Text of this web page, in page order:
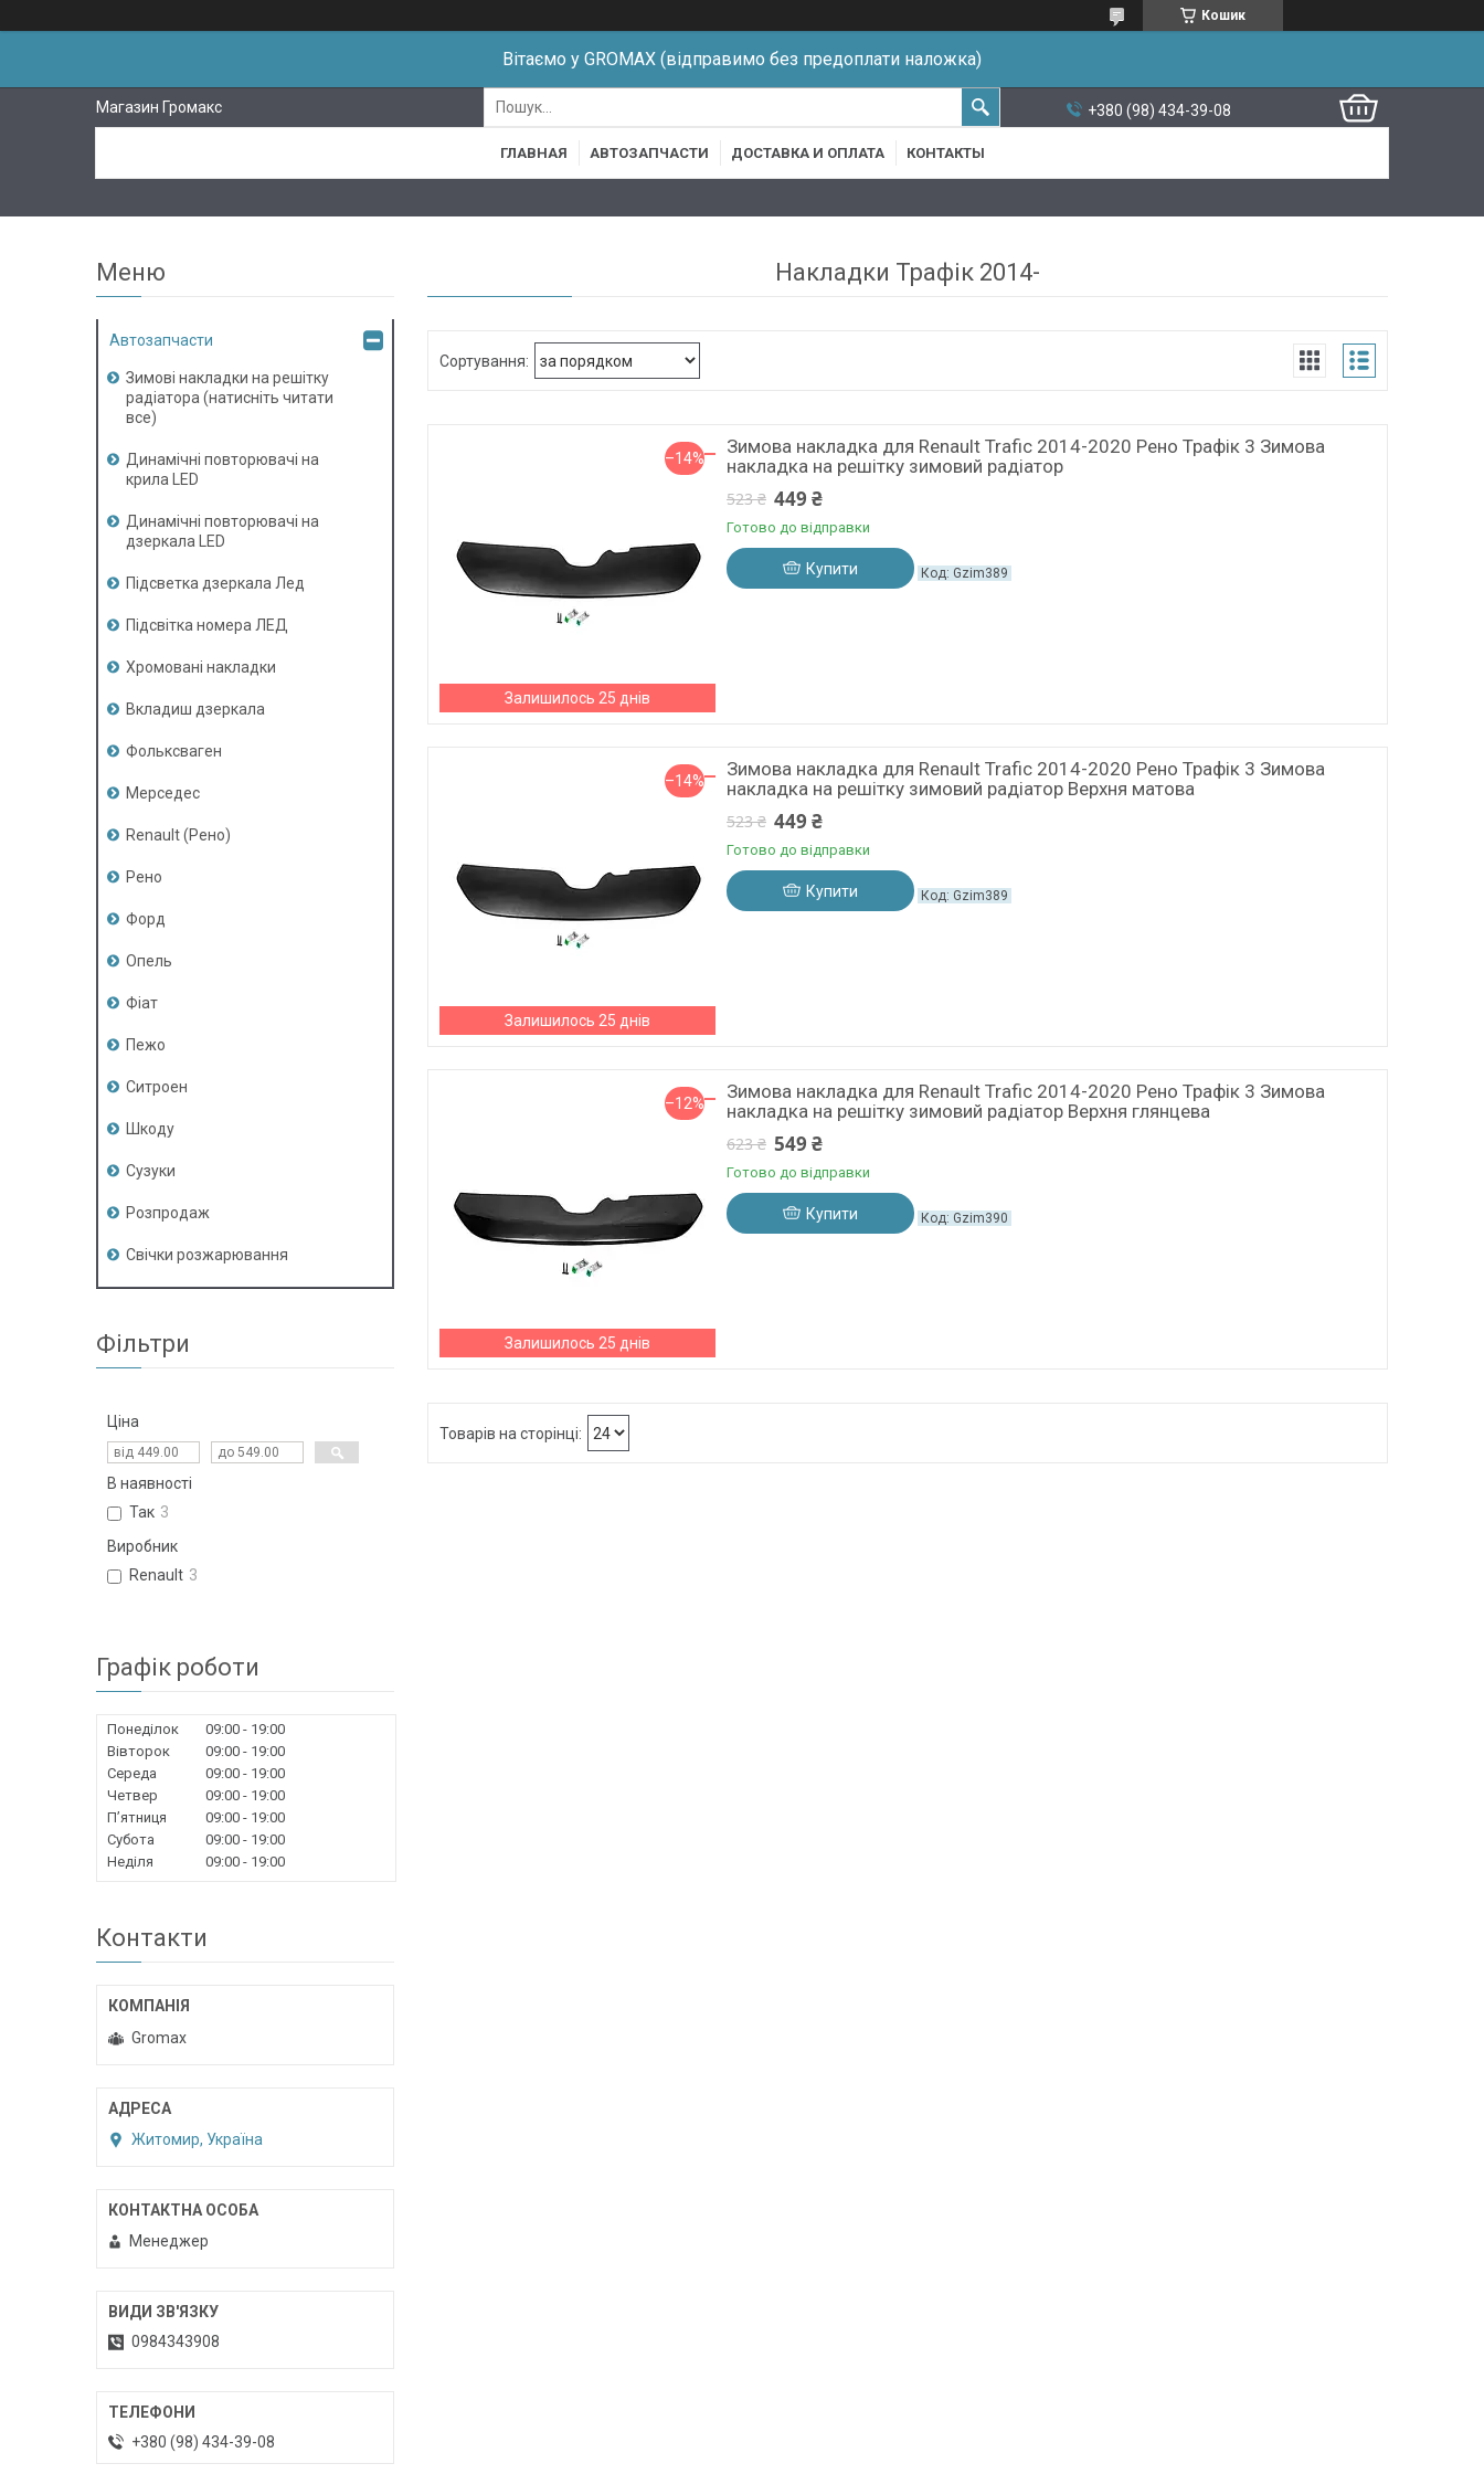
Кошик
Вітаємо у GROMAX (відправимо без предоплати наложка)
Магазин Громакс +380 (98) 434-39-08
ГЛАВНАЯ АВТОЗАПЧАСТИ ДОСТАВКА И ОПЛАТА КОНТАКТЫ
Накладки Трафік 2014-
–14%
Залишилось 25 днів
Зимова накладка для Renault Trafic 2014-2020 Рено Трафік 3 Зимова
накладка на решітку зимовий радіатор
523 ₴ 449 ₴
Готово до відправки
Купити Gzim389
–14%
Залишилось 25 днів
Зимова накладка для Renault Trafic 2014-2020 Рено Трафік 3 Зимова
накладка на решітку зимовий радіатор Верхня матова
523 ₴ 449 ₴
Готово до відправки
Купити Gzim389
–12%
Залишилось 25 днів
Зимова накладка для Renault Trafic 2014-2020 Рено Трафік 3 Зимова
накладка на решітку зимовий радіатор Верхня глянцева
623 ₴ 549 ₴
Готово до відправки
Купити Gzim390
Автозапчасти
Зимові накладки на решітку
радіатора (натисніть читати
все)
Динамічні повторювачі на
крила LED
Динамічні повторювачі на
дзеркала LED
Підсветка дзеркала Лед
Підсвітка номера ЛЕД
Хромовані накладки
Вкладиш дзеркала
Фольксваген
Мерседес
Renault (Рено)
Рено
Форд
Опель
Фіат
Пежо
Ситроен
Шкоду
Сузуки
Розпродаж
Свічки розжарювання
Фільтри
Ціна
В наявності
Так 3
Виробник
Renault 3
Графік роботи
Понеділок 09:00
19:00
Вівторок
09:00
19:00
Середа
09:00
19:00
Четвер
09:00
19:00
Пʼятниця
09:00
19:00
Субота
09:00
19:00
Неділя
09:00 19:00
Контакти
Gromax
Житомир, Україна
Менеджер
0984343908
+380 (98) 434-39-08